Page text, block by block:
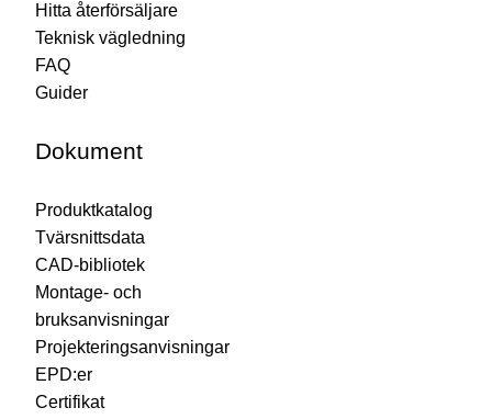
Hitta återförsäljare
Teknisk vägledning
FAQ
Guider
Dokument
Produktkatalog
Tvärsnittsdata
CAD-bibliotek
Montage- och
bruksanvisningar
Projekteringsanvisningar
EPD:er
Certifikat